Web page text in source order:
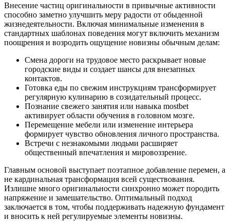
Внесение частиц оригинальности в привычные активности
способно заметно улучшить меру радости от обыденной
жизнедеятельности. Включая минимальные изменения в
стандартных шаблонах поведения могут включить механизм
поощрения и возродить ощущение новизны обычным делам:
Смена дороги на трудовое место раскрывает новые
городские виды и создает шансы для внезапных
контактов.
Готовка еды по свежим инструкциям трансформирует
регулярную кулинарию в созидательный процесс.
Познание свежего занятия или навыка mostbet
активирует области обучения в головном мозге.
Перемещение мебели или изменение интерьера
формирует чувство обновления личного пространства.
Встречи с незнакомыми людьми расширяет
общественный впечатления и мировоззрение.
Главным основой выступает поэтапное добавление перемен, а
не кардинальная трансформация всей существования.
Излишне много оригинальности синхронно может породить
напряжение и замешательство. Оптимальный подход
заключается в том, чтобы поддерживать надежную фундамент
и вносить к ней регулируемые элементы новизны.